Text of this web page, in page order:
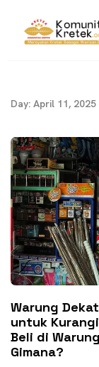
Day: April 11, 2025
Warung
untuk
Beli di
Gimana?